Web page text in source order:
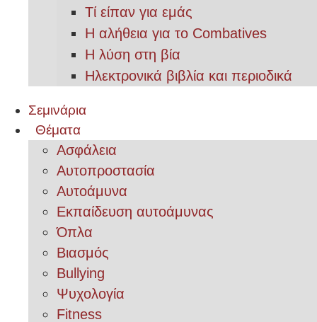
Τί είπαν για εμάς
Η αλήθεια για το Combatives
Η λύση στη βία
Ηλεκτρονικά βιβλία και περιοδικά
Σεμινάρια
Θέματα
Ασφάλεια
Αυτοπροστασία
Αυτοάμυνα
Εκπαίδευση αυτοάμυνας
Όπλα
Βιασμός
Bullying
Ψυχολογία
Fitness